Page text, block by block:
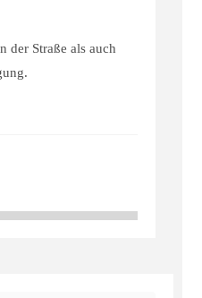
der Straße als auch